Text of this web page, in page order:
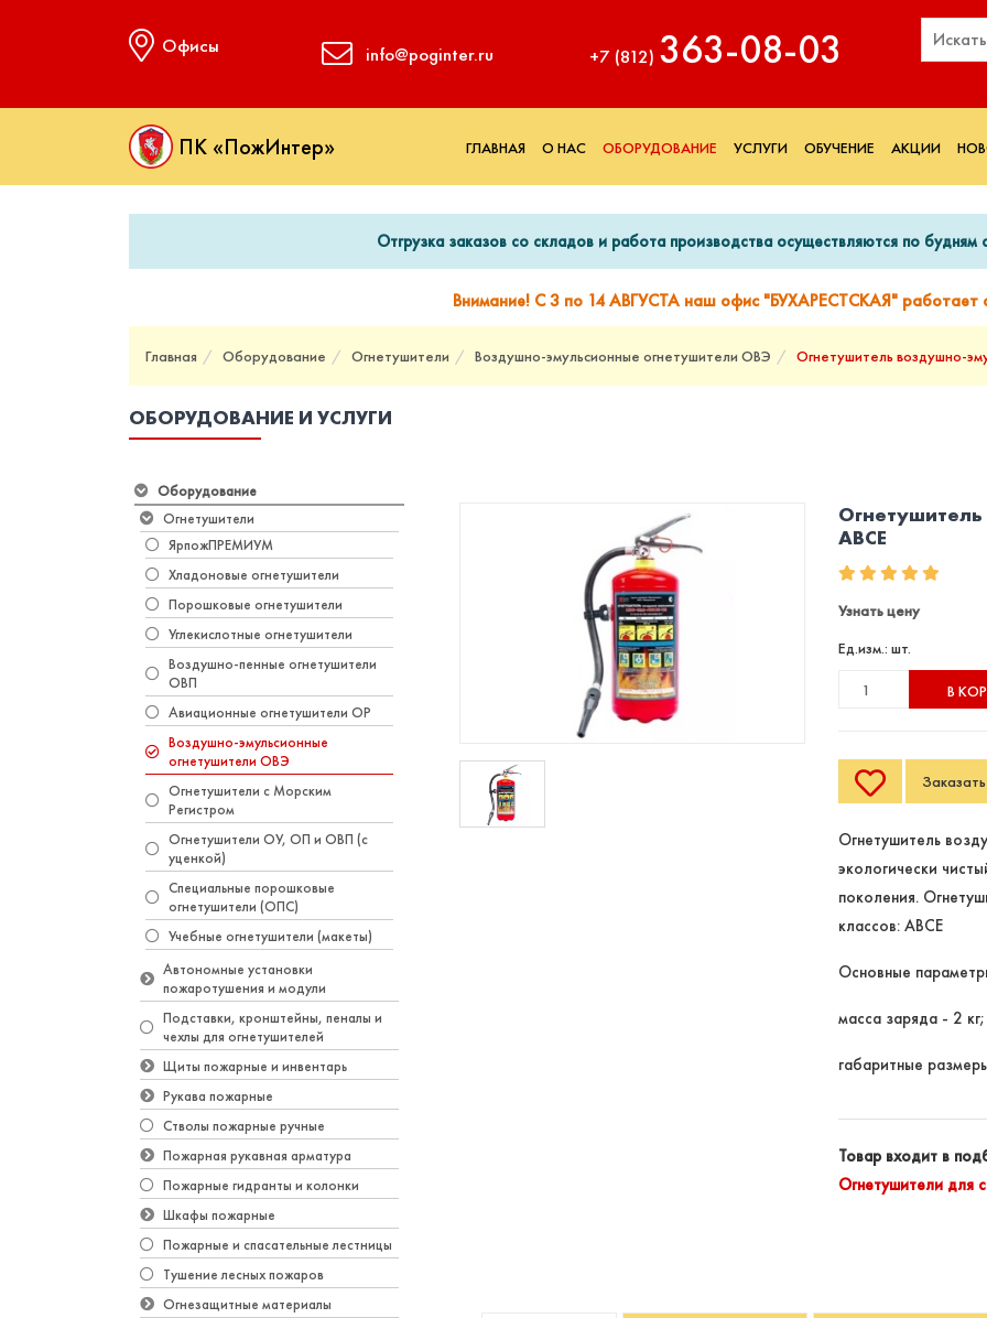
Офисы info@poginter.ru +7 (812) 363‑08‑03
ПК «ПожИнтер» ГЛАВНАЯ О НАС ОБОРУДОВАНИЕ УСЛУГИ ОБУЧЕНИЕ АКЦИИ
Отгрузка заказов со складов и работа производства осуществляются по
Внимание! С 3 по 14 АВГУСТА наш офис "БУХАРЕСТСКАЯ" работает
Главная Оборудование Огнетушители Воздушно-эмульсионные огнетушители ОВЭ Огнетушитель воздушно-
ОБОРУДОВАНИЕ И УСЛУГИ
Оборудование
Огнетушители
ЯрпожПРЕМИУМ
Хладоновые огнетушители
Порошковые огнетушители
Углекислотные огнетушители
Воздушно-пенные огнетушители
ОВП
Авиационные огнетушители ОР
Воздушно-эмульсионные
огнетушители ОВЭ
Огнетушители с Морским
Регистром
Огнетушители ОУ, ОП и ОВП (с
уценкой)
​Специальные порошковые
огнетушители (ОПС)
Учебные огнетушители (макеты)
Автономные установки
пожаротушения и модули
Подставки, кронштейны, пеналы и
чехлы для огнетушителей
Щиты пожарные и инвентарь
Рукава пожарные
Стволы пожарные ручные
Пожарная рукавная арматура
Пожарные гидранты и колонки
Шкафы пожарные
Пожарные и спасательные лестницы
Тушение лесных пожаров
Огнезащитные материалы
АВСЕ
Узнать цену
Ед.изм.: шт.
В
Огнетушитель
экологически
поколения.
классов: ABCE
Основные
масса заряда - 2 кг;
габаритные
Товар входит в
Огнетушители для